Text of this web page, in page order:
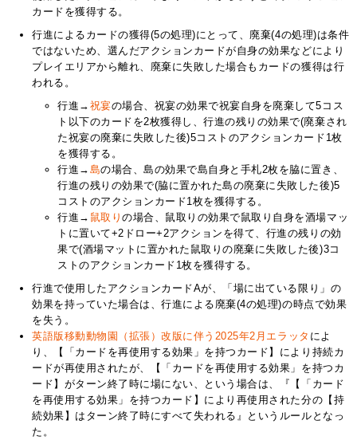
カードを獲得する。
行進によるカードの獲得(5の処理)にとって、廃棄(4の処理)は条件
ではないため、選んだアクションカードが自身の効果などにより
プレイエリアから離れ、廃棄に失敗した場合もカードの獲得は行
われる。
行進→ 祝宴の場合、祝宴の効果で祝宴自身を廃棄して5コス
ト以下のカードを2枚獲得し、行進の残りの効果で(廃棄され
た祝宴の廃棄に失敗した後)5コストのアクションカード1枚
を獲得する。
行進→ 島の場合、島の効果で島自身と手札2枚を脇に置き、
行進の残りの効果で(脇に置かれた島の廃棄に失敗した後)5
コストのアクションカード1枚を獲得する。
行進→ 鼠取りの場合、鼠取りの効果で鼠取り自身を酒場マッ
トに置いて+2ドロー+2アクションを得て、行進の残りの効
果で(酒場マットに置かれた鼠取りの廃棄に失敗した後)3コ
ストのアクションカード1枚を獲得する。
行進で使用したアクションカードAが、「場に出ている限り」の
効果を持っていた場合は、行進による廃棄(4の処理)の時点で効果
を失う。
英語版移動動物園（拡張）改版に伴う2025年2月エラッタ によ
り、【「カードを再使用する効果」を持つカード】により持続カ
ードが再使用されたが、【「カードを再使用する効果」を持つカ
ード】がターン終了時に場にない、という場合は、『【「カード
を再使用する効果」を持つカード】により再使用された分の【持
続効果】はターン終了時にすべて失われる』というルールとなっ
た。